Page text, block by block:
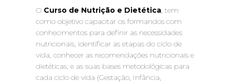
O Curso de Nutrição e Dietética, tem
como objetivo capacitar os formandos com
conhecimentos para definir as necessidades
nutricionais, identificar as etapas do ciclo de
vida, conhecer as recomendações nutricionais e
dietéticas, e as suas bases metodológicas para
cada ciclo de vida (Gestação, Infância,